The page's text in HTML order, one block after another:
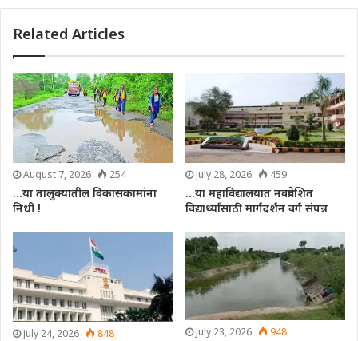
Related Articles
August 7, 2026 254
…या तालुक्यातील विकासकामांना
निधी !
July 28, 2026 459
…या महाविद्यालयात नवप्रवेशित
विद्यार्थ्यांसाठी मार्गदर्शन वर्ग संपन्न
July 24, 2026 848 July 23, 2026 948